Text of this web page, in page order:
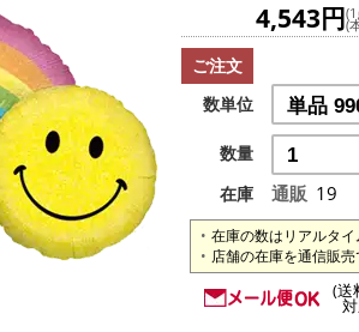
4,543円(
ご注文
数単位
数量
在庫
通販 19
在庫の数はリアルタイ
店舗の在庫を通信販売
(送